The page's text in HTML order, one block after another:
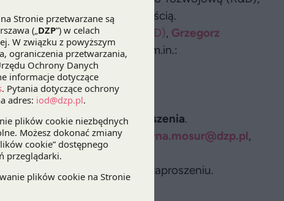
w związku z tą działalnością.
, szefDziału B+R (R&D), Grzegorz
, Senior Associate wskażą m.in.:
R&D.
przyjęcia zgłoszenia.
mailową, na adres:katarzyna.mosur@dzp.pl,
jest w załączonym zaproszeniu.